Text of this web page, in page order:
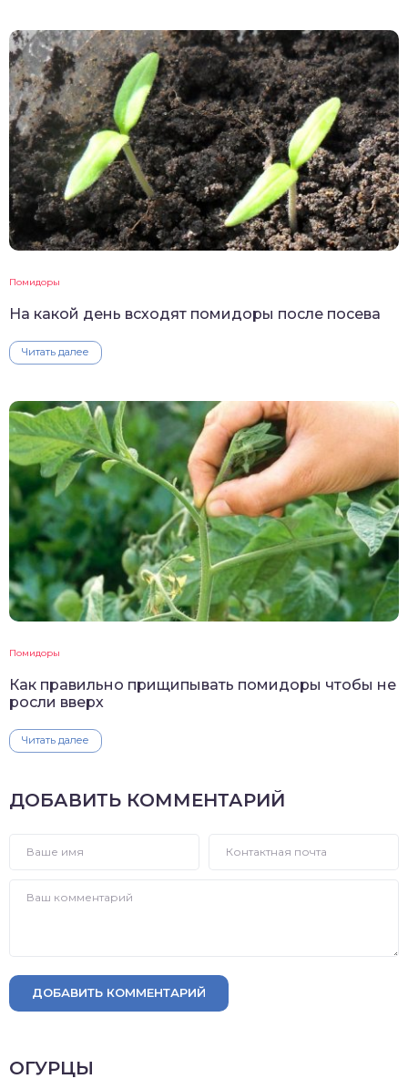
Помидоры
На какой день всходят помидоры после посева
Читать далее
Помидоры
Как правильно прищипывать помидоры чтобы не
росли вверх
Читать далее
ДОБАВИТЬ КОММЕНТАРИЙ
ДОБАВИТЬ КОММЕНТАРИЙ
ОГУРЦЫ